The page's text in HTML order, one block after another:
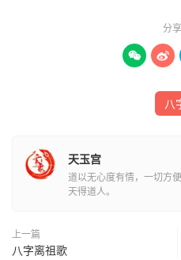
神经心率也不佳
震乾凶灾事细明，
震坤下肢肝胃病，
分
 
八
天玉宫
道以无心度有情，一切方
天得道人。
上一篇
八字离祖歌